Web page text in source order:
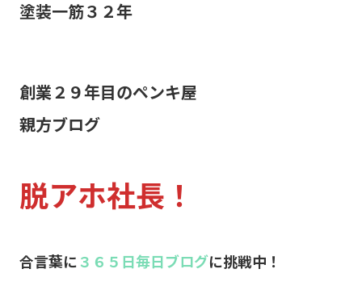
塗装一筋３２年
創業２９年目のペンキ屋
親方ブログ
脱アホ社長！
合言葉に３６５日毎日ブログに挑戦中！